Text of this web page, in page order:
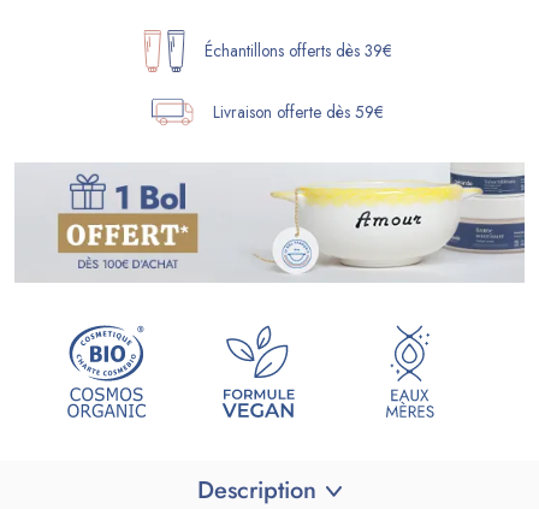
Échantillons offerts dès 39€
Livraison offerte dès 59€
Description